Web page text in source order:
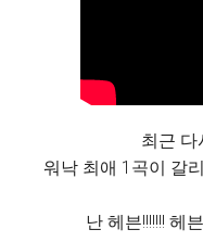
최근 다
워낙 최애 1곡이 갈
난 헤븐!!!!!!! 헤